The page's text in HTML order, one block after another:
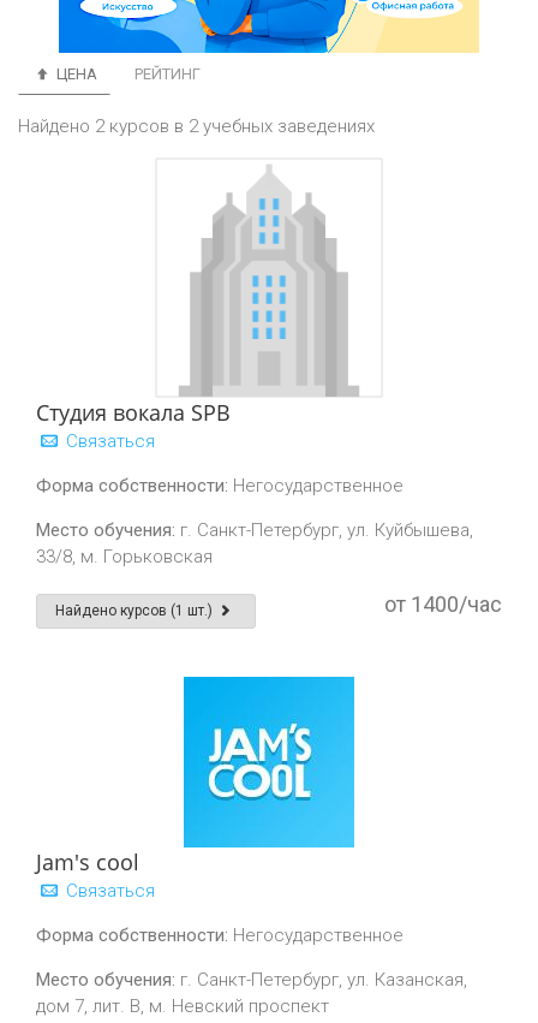
ЦЕНА РЕЙТИНГ
Найдено 2 курсов в 2 учебных заведениях
Студия вокала SPB
Связаться
Форма собственности: Негосударственное
Место обучения: г. Санкт-Петербург, ул. Куйбышева,
33/8, м. Горьковская
Найдено курсов (1 шт.) от 1400/час
Jam's cool
Связаться
Форма собственности: Негосударственное
Место обучения: г. Санкт-Петербург, ул. Казанская,
дом 7, лит. B, м. Невский проспект